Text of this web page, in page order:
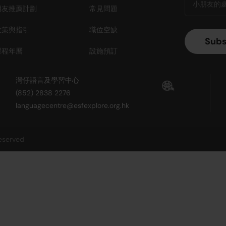
推薦計劃 常見問題
與指引 職位空缺
年曆 設施預訂
灣仔語言及學習中心
(852) 2838 2276
languagecentre@esfexplore.org.hk